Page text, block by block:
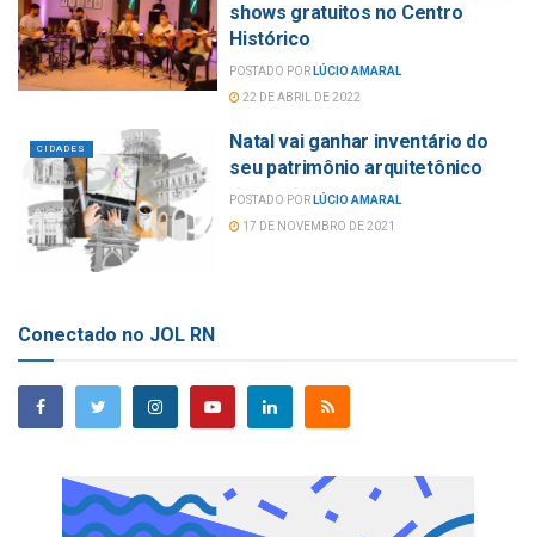
shows gratuitos no Centro
Histórico
POSTADO POR LÚCIO AMARAL
22 DE ABRIL DE 2022
CIDADES
Natal vai ganhar inventário do
seu patrimônio arquitetônico
POSTADO POR LÚCIO AMARAL
17 DE NOVEMBRO DE 2021
Conectado no JOL RN